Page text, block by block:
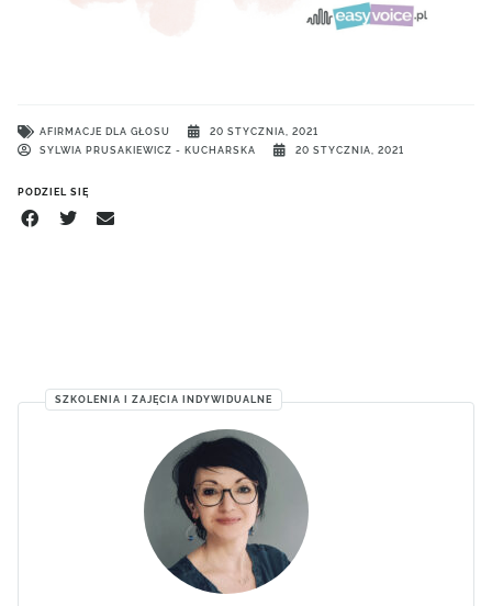
AFIRMACJE DLA GŁOSU
20 STYCZNIA, 2021
SYLWIA PRUSAKIEWICZ - KUCHARSKA
20 STYCZNIA, 2021
PODZIEL SIĘ
SZKOLENIA I ZAJĘCIA INDYWIDUALNE